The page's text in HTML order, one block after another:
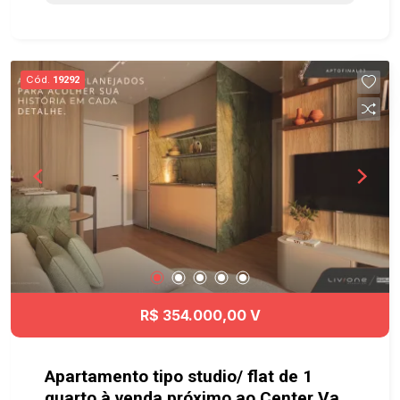
Localizado no novo e mais valorizado lado de
Caçapava, o Santa Monica tem fácil acesso à
Dutra e a Rodovia Carvalho Pinto, além de ficar
próximo à clínica médica, supermercado e posto
de gasolina. Ainda, conta com um Mall com 7
lojas para sua comodidade. Agende já sua visita!!
#imobiliaria #geraçãoimóveis #terrenovenda
#terrenovendaCaçapava #Caçapava
Cód. 19292
R$ 354.000,00 V
Apartamento tipo studio/ flat de 1